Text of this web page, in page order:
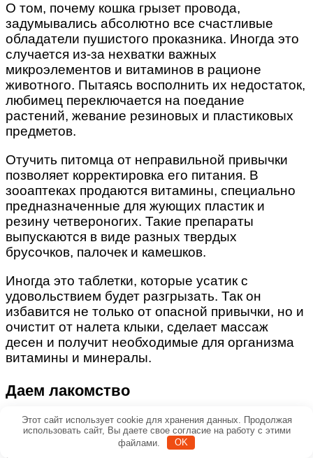
О том, почему кошка грызет провода,
задумывались абсолютно все счастливые
обладатели пушистого проказника. Иногда это
случается из-за нехватки важных
микроэлементов и витаминов в рационе
животного. Пытаясь восполнить их недостаток,
любимец переключается на поедание
растений, жевание резиновых и пластиковых
предметов.
Отучить питомца от неправильной привычки
позволяет корректировка его питания. В
зооаптеках продаются витамины, специально
предназначенные для жующих пластик и
резину четвероногих. Такие препараты
выпускаются в виде разных твердых
брусочков, палочек и камешков.
Иногда это таблетки, которые усатик с
удовольствием будет разгрызать. Так он
избавится не только от опасной привычки, но и
очистит от налета клыки, сделает массаж
десен и получит необходимые для организма
витамины и минералы.
Даем лакомство
Актуален для котят. Хотя я допускаю, что
можно попробовать и на взрослых животинках
(кто знает, может, у них позднее развитие). Все
Этот сайт использует cookie для хранения данных. Продолжая
использовать сайт, Вы даете свое согласие на работу с этими
файлами.
OK